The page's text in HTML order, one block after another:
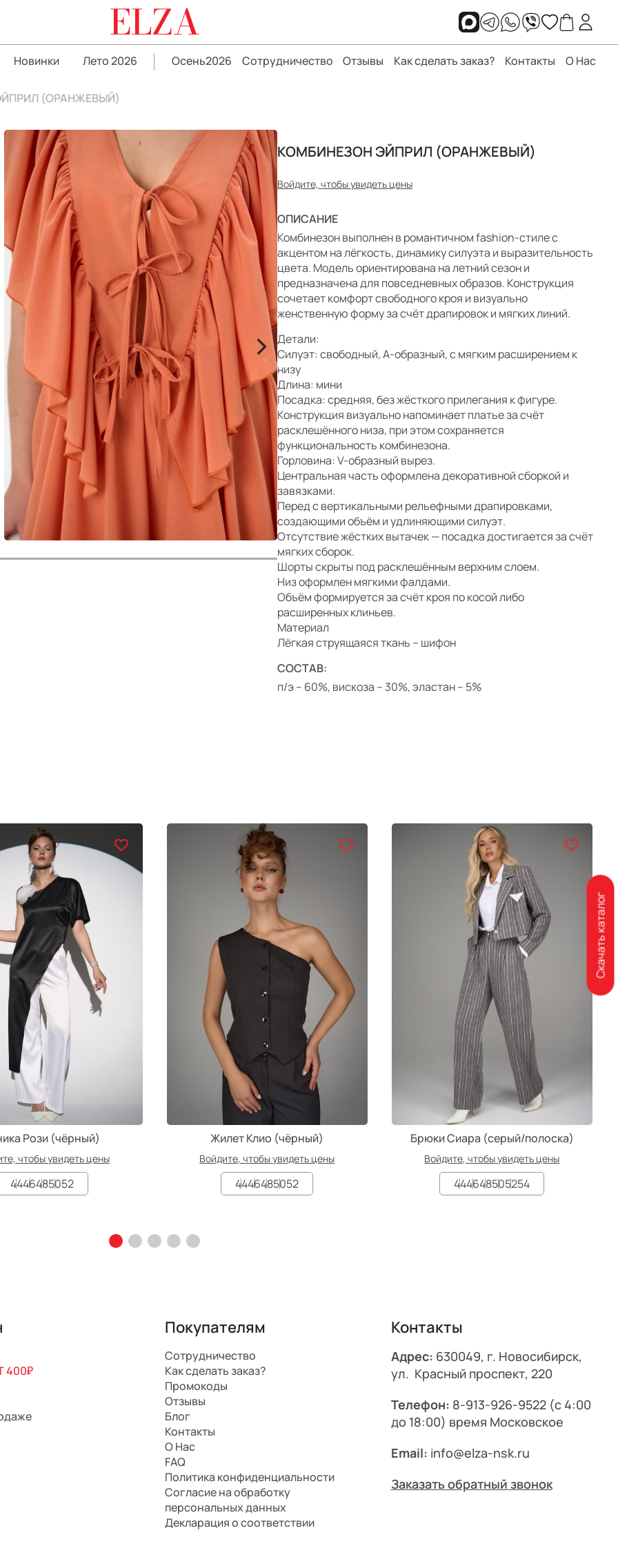
ELZA
Новинки Лето 2026 Осень2026 Сотрудничество Отзывы Как сделать заказ? Контакты О Нас
(ОРАНЖЕВЫЙ)
>
КОМБИНЕЗОН ЭЙПРИЛ (ОРАНЖЕВЫЙ)
Войдите, чтобы увидеть цены
ОПИСАНИЕ
Комбинезон выполнен в романтичном fashion-стиле с
акцентом на лёгкость, динамику силуэта и выразительность
цвета. Модель ориентирована на летний сезон и
предназначена для повседневных образов. Конструкция
сочетает комфорт свободного кроя и визуально
женственную форму за счёт драпировок и мягких линий.
Детали:
Силуэт: свободный, А-образный, с мягким расширением к
низу
Длина: мини
Посадка: средняя, без жёсткого прилегания к фигуре.
Конструкция визуально напоминает платье за счёт
расклешённого низа, при этом сохраняется
функциональность комбинезона.
Горловина: V-образный вырез.
Центральная часть оформлена декоративной сборкой и
завязками.
Перед с вертикальными рельефными драпировками,
создающими объём и удлиняющими силуэт.
Отсутствие жёстких вытачек — посадка достигается за счёт
мягких сборок.
Шорты скрыты под расклешённым верхним слоем.
Низ оформлен мягкими фалдами.
Объём формируется за счёт кроя по косой либо
расширенных клиньев.
Материал
Лёгкая струящаяся ткань – шифон
СОСТАВ:
п/э – 60%, вискоза – 30%, эластан – 5%
Рози (чёрный)
чтобы увидеть цены
4446485052
Жилет Клио (чёрный)
Войдите, чтобы увидеть цены
4446485052
Брюки Сиара (серый/полоска)
Войдите, чтобы увидеть цены
444648505254
400₽
Покупателям
Сотрудничество
Как сделать заказ?
Промокоды
Отзывы
Блог
Контакты
О Нас
FAQ
Политика конфиденциальности
Согласие на обработку
персональных данных
Декларация о соответствии
Контакты
Адрес: 630049, г. Новосибирск,
ул. Красный проспект, 220
Телефон: 8-913-926-9522(с 4:00
до 18:00) время Московское
Email: info@elza-nsk.ru
Заказать обратный звонок
Скачать каталог